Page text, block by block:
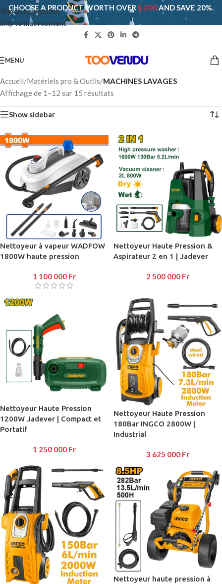
Skip to navigation
Skip to main content
CHOOSE A PRODUCT WORTH OVER$ 200AND SAVE 20%.
MENU
Accueil/Matériels pro & Outils/MACHINES LAVAGES
Affichage de 1–12 sur 15 résultats
Show sidebar
Nettoyeur à vapeur WADFOW
1800W haute pression
1 100 000 Fr
Nettoyeur Haute Pression &
Aspirateur 2 en 1 | Jadever
2 500 000 Fr
Nettoyeur Haute Pression
1200W Jadever | Compact et
Portatif
1 250 000 Fr
Nettoyeur Haute Pression
180Bar INGCO 2800W |
Industrial
3 625 000 Fr
Nettoyeur haute pression à